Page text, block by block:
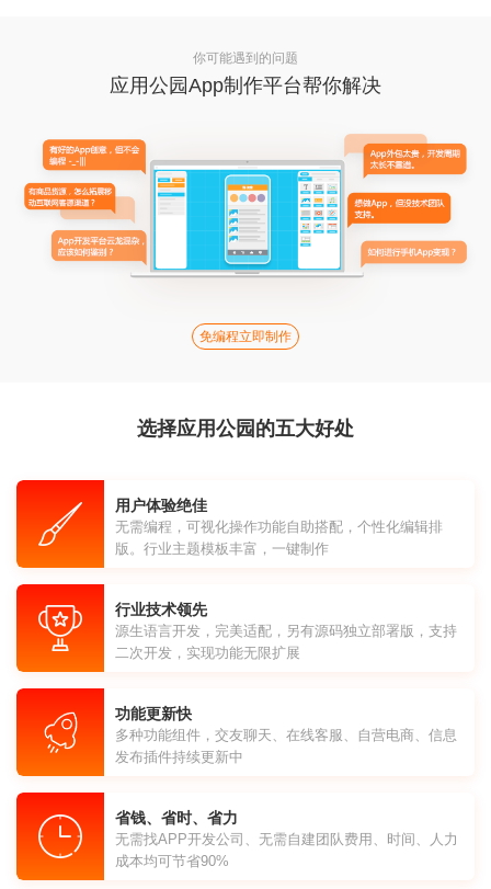
你可能遇到的问题
应用公园App制作平台帮你解决
免编程立即制作
选择应用公园的五大好处
用户体验绝佳
无需编程，可视化操作功能自助搭配，个性化编辑排
版。行业主题模板丰富，一键制作
行业技术领先
源生语言开发，完美适配，另有源码独立部署版，支持
二次开发，实现功能无限扩展
功能更新快
多种功能组件，交友聊天、在线客服、自营电商、信息
发布插件持续更新中
省钱、省时、省力
无需找APP开发公司、无需自建团队费用、时间、人力
成本均可节省90%